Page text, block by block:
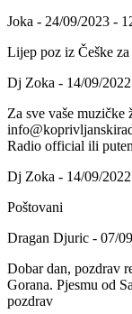
Joka - 24/09/2023 -
Lijep poz iz Češke
Dj Zoka - 14/09/
Za sve vaše muzičke
Radio official ili
Dj Zoka - 14/09/
Poštovani
Dragan Djuric - 07/
Dobar dan, pozdrav
Gorana. Pjesmu od
pozdrav